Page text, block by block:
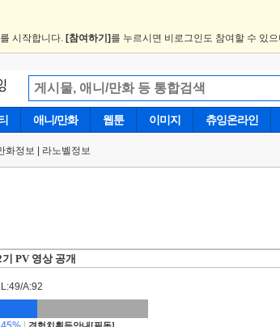
시작합니다. [참여하기] 를 누르시면 비로그인도 참여할 수 있
애니/만화 웹툰 이미지 츄잉온라인
화정보 라노벨정보
PV 영상 공개
L:49/A:92